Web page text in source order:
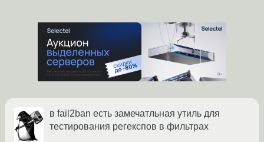
в fail2ban есть замечатльная утиль для
тестирования регекспов в фильтрах